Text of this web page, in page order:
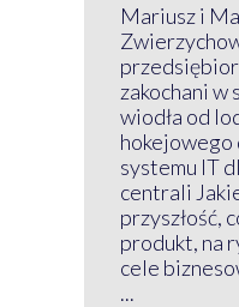
Mariusz i
zakochani w
wiodła od
systemu IT
centrali
przyszłość,
produkt, na
cele
...